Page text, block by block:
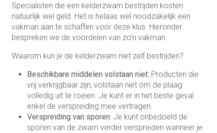
Specialisten die een kelderzwam bestrijden kosten
natuurlijk wel geld. Het is helaas wel noodzakelijk een
vakman aan te schaffen voor deze klus. Hieronder
bespreken we de voordelen van zo’n vakman.
Waarom kun je de kelderzwam niet zelf bestrijden?
Beschikbare middelen volstaan niet: Producten die
vrij verkrijgbaar zijn, volstaan niet om de plaag
volledig uit te roeien. Je kunt er in het beste geval
enkel de verspreiding mee vertragen.
Verspreiding van sporen: Je kunt onbedoeld de
sporen van de zwam verder verspreiden wanneer je